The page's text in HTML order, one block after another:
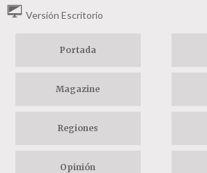
Versión Escritorio
Portada
Magazine
Regiones
Opinión